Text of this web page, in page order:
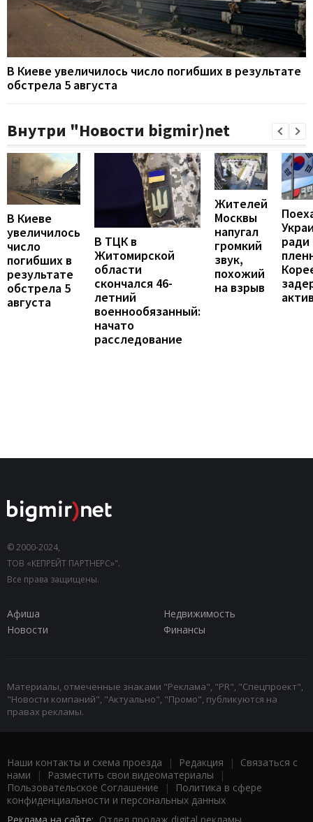
В Киеве увеличилось число погибших в результате
обстрела 5 августа
Внутри "Новости bigmir)net
В Киеве
увеличилось
число
погибших в
результате
обстрела 5
августа
В ТЦК в
Житомирской
области
скончался 46-
летний
военнообязанный:
начато
расследование
Жителей
Москвы
напугал
громкий
звук,
похожий
на взрыв
ради
© 2000-2024,
ТОВ «КЕПРЕЙТ ПАРТНЕРС»".
Все права защищены.
Афиша
Недвижимость
Новости
Финансы
Материалы, отмеченные знаками "Реклама", "PR", "Спецпроект",
"Новости компаний", "Актуально", "Промо", публикуются на
правах рекламы.
Наши контакты и схема проезда | Редакция | Связаться с
нами | Разместить свои видеоматериалы |
Пользовательское Соглашение |
Политика в сфере
конфиденциальности и персональных данных
Реклама на сайте: Отдел продаж digital рекламы